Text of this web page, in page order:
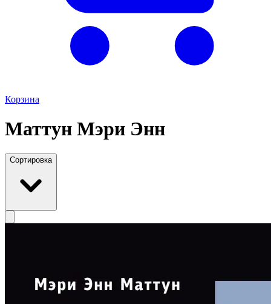
Корзина
Маттун Мэри Энн
Сортировка